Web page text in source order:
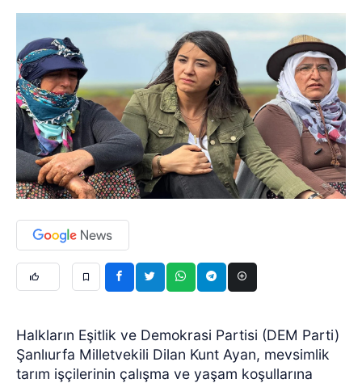
Halkların Eşitlik ve Demokrasi Partisi (DEM Parti)
Şanlıurfa Milletvekili Dilan Kunt Ayan, mevsimlik
tarım işçilerinin çalışma ve yaşam koşullarına